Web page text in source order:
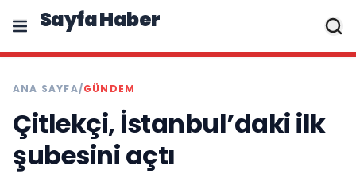
Sayfa Haber
ANA SAYFA/GÜNDEM
Çitlekçi, İstanbul’daki ilk
şubesini açtı